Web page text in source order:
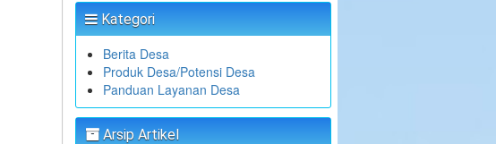
Kategori
Berita Desa
Produk Desa/Potensi Desa
Panduan Layanan Desa
Arsip Artikel